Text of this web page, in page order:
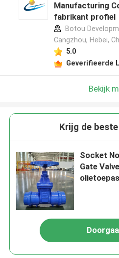
Manufacturing
fabrikant profiel
Botou
Cangzhou, Hebei,
5.0
Geverifieerde
Bekijk
Krijg de
Socket
Gate